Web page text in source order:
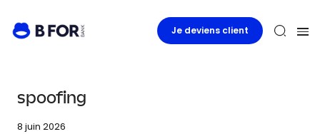
Je deviens client
spoofing
8 juin 2026